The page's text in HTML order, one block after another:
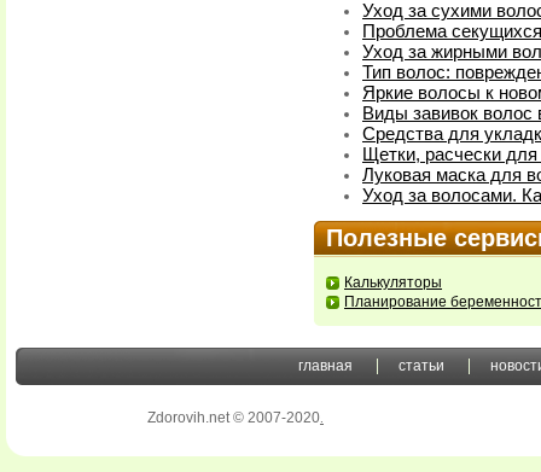
Уход за сухими
Проблема
Уход за жирными
Тип волос:
Яркие волосы к
Виды завивок
Средства для
Щетки, расчески
Луковая маска для
Уход за волосами.
Полезные
Калькуляторы
Планирование
главная статьи
Zdorovih.net © 2007-2020